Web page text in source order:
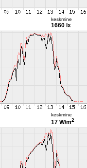
keskmine
1660 lx
keskmine
17 W/m2